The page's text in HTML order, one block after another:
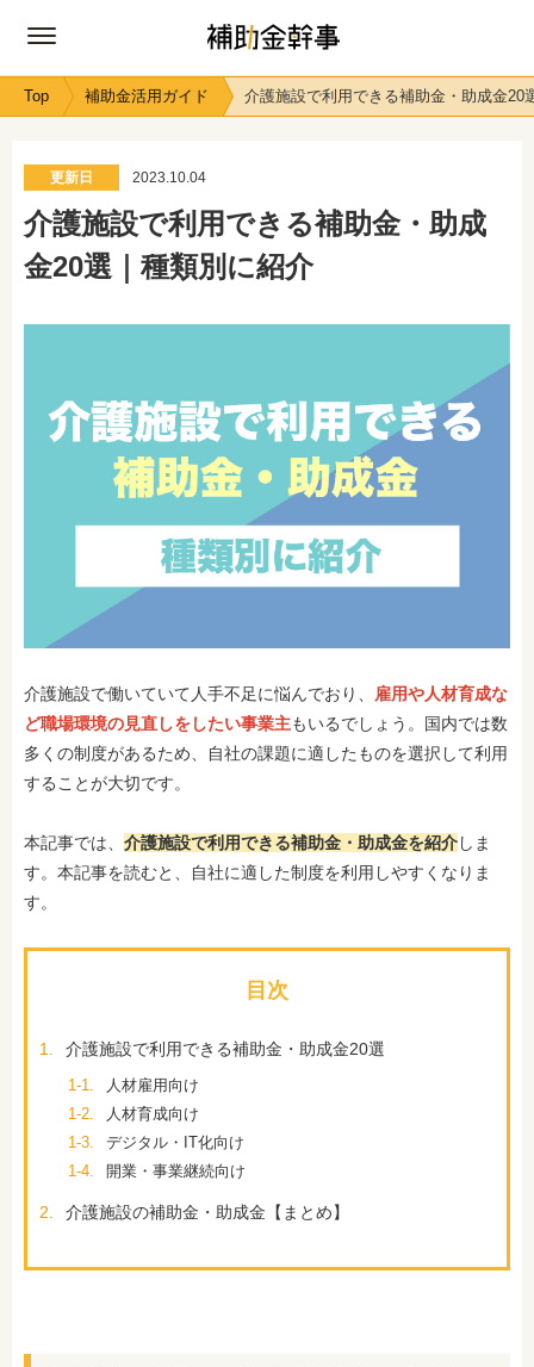
Top 補助金活用ガイド 介護施設で利用できる補助金・助成金20
更新日 2023.10.04
介護施設で利用できる補助金・助成
金20選｜種類別に紹介
介護施設で働いていて人手不足に悩んでおり、
雇用や人材育成な
ど職場環境の見直しをしたい事業主もいるでしょう。国内では数
多くの制度があるため、自社の課題に適したものを選択して利用
することが大切です。
本記事では、 介護施設で利用できる補助金・助成金を紹介しま
す。本記事を読むと、自社に適した制度を利用しやすくなりま
す。
目次
1. 介護施設で利用できる補助金・助成金20選
1-1.
人材雇用向け
1-2.
人材育成向け
1-3.
デジタル・IT化向け
1-4.
開業・事業継続向け
2. 介護施設の補助金・助成金【まとめ】